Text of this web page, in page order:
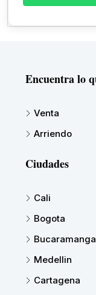
Encuentra lo
Venta
Arriendo
Ciudades
Cali
Bogota
Bucaramanga
Medellin
Cartagena